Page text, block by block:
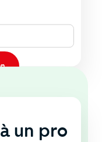
un pro